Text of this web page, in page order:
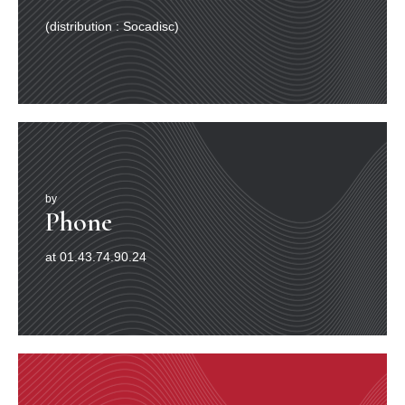
À 34 ET D’UNE DURÉE TOTALE DE 16’30”.
Concert 1
07. Cassican à tête noire/ Cracticus cassicus
08. Carpophage zoé
/ Ducula zoeae
09. Drongo à crinière/ Dicurus hottentottus
10. Philémon caronculé/ Philemon buceroïdes
11. Kookaburra à ventre roux
12. Perruche à ailes vertes/ Alisterus chloropterus
13. Loriquet arc-en-ciel/ Trichoglossus haematodus
14. Paradisier de Raggiana/ Paradisea raggiana
15. Calao papou
/ Aceros plicatus
16. Drongo à crinière/ Dicrurus hottentottus
17. Coucou plaintif/ Cacomantis merulinus
18. Philémon caronculé/ Philemon buceroïdes
Concert 2
19. Paradisier bleu/ Paradisea rudolphi
20. Paradisier superbe/ Lophorina superba
Concert 3
by
Phone
at 01.43.74.90.24
(distribution : Socadisc)